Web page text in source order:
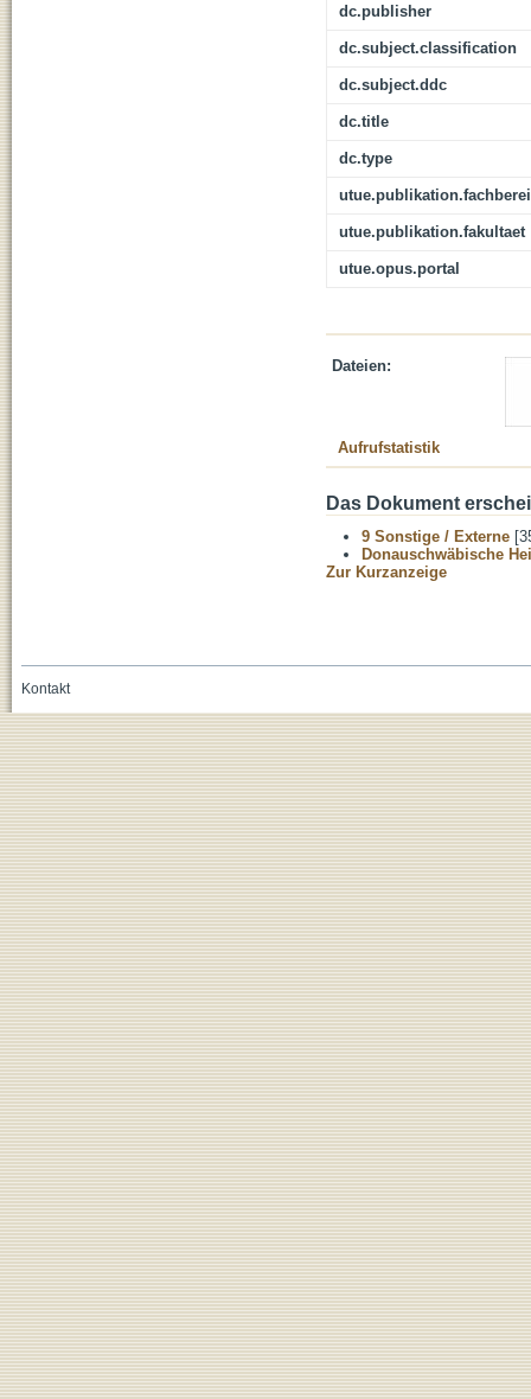
dc.publisher
dc.subject.classification
dc.subject.ddc
dc.title
dc.type
utue.publikation.fakultaet
utue.opus.portal
Dateien:
Aufrufstatistik
Das Dokument
9 Sonstige / Externe
Donauschwäbische
Zur Kurzanzeige
Kontakt